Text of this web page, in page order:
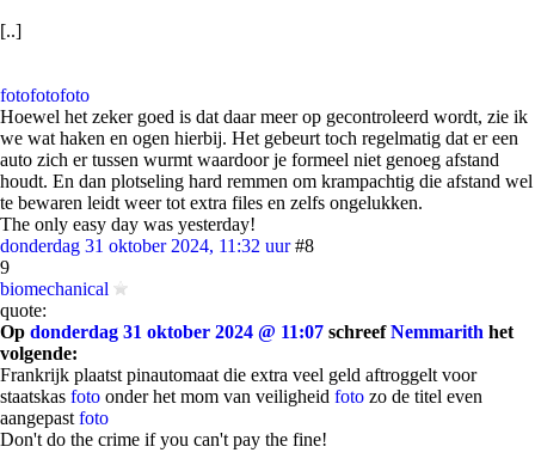
[..]
fotofotofoto
Hoewel het zeker goed is dat daar meer op gecontroleerd wordt, zie ik
we wat haken en ogen hierbij. Het gebeurt toch regelmatig dat er een
auto zich er tussen wurmt waardoor je formeel niet genoeg afstand
houdt. En dan plotseling hard remmen om krampachtig die afstand wel
te bewaren leidt weer tot extra files en zelfs ongelukken.
The only easy day was yesterday!
donderdag 31 oktober 2024, 11:32 uur #8
9
biomechanical
quote:
Op donderdag 31 oktober 2024 @ 11:07 schreefNemmarith het
volgende:
Frankrijk plaatst pinautomaat die extra veel geld aftroggelt voor
staatskas foto onder het mom van veiligheid foto zo de titel even
aangepast foto
Don't do the crime if you can't pay the fine!